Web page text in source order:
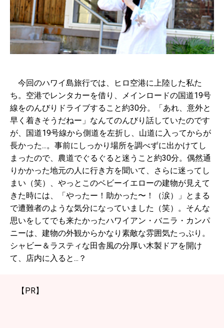
今回のハワイ島旅行では、ヒロ空港に上陸した私た
ち。空港でレンタカーを借り、メインロードの国道19号
線をのんびりドライブすること約30分。「あれ、意外と
早く着きそうだねー」なんてのんびり話していたのです
が、国道19号線から側道を左折し、山道に入ってからが
長かった...。事前にしっかり場所を調べずに出かけてし
まったので、農道でぐるぐると迷うこと約30分。偶然通
りかかった地元の人に行き方を聞いて、さらに迷ってし
まい（笑）、やっとこのベビーイエローの建物が見えて
きた時には、「やったー！助かった〜！（涙）」とまる
で遭難者のような気分になっていました（笑）。そんな
思いをしてでも来たかったハワイアン・バニラ・カンパ
ニーは、建物の外観からかなり素敵な雰囲気たっぷり。
シャビー＆ラスティな田舎風の分厚い木製ドアを開け
て、店内に入ると...？
【PR】